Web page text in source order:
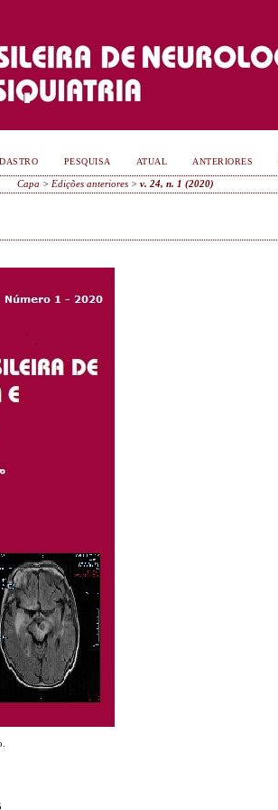
PESQUISA ATUAL ANTERIORES
Capa > Edições anteriores> v. 24, n. 1 (2020)